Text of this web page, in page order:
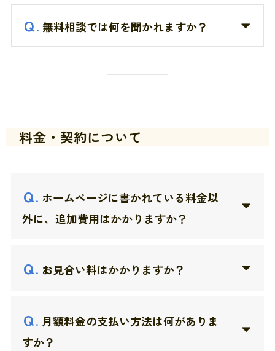
Ｑ. 無料相談では何を聞かれますか？
料金・契約について
Ｑ. ホームページに書かれている料金以
外に、追加費用はかかりますか？
Ｑ. お見合い料はかかりますか？
Ｑ. 月額料金の支払い方法は何がありま
すか？